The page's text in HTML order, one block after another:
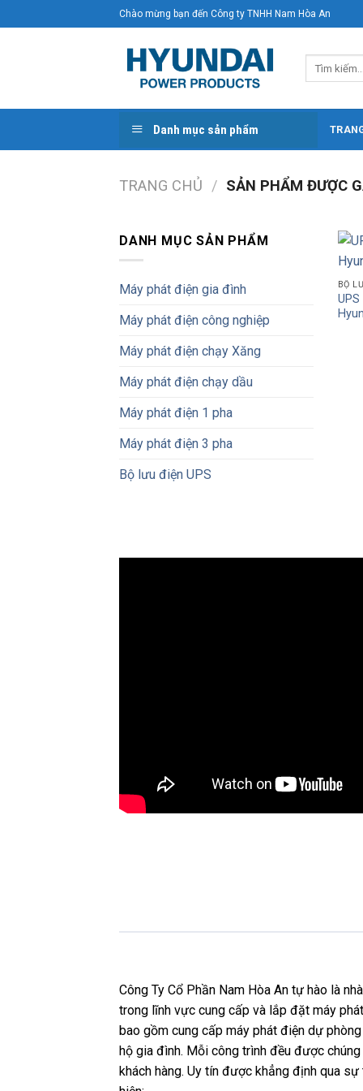
to
Chào mừng bạn đến Công ty TNHH Nam Hòa An
Danh mục sản phẩm
TRANG CHỦ / SẢN PHẨM ĐƯỢC
DANH MỤC SẢN PHẨM
Máy phát điện gia đình
Máy phát điện công nghiệp
Máy phát điện chạy Xăng
Máy phát điện chạy dầu
Máy phát điện 1 pha
Máy phát điện 3 pha
Bộ lưu điện UPS
BỘ
Công Ty Cổ Phần Nam Hòa An tự hào là
trong lĩnh vực cung cấp và lắp đặt máy
bao gồm cung cấp máy phát điện dự
hộ gia đình. Mỗi công trình đều được
khách hàng. Uy tín được khẳng định qua